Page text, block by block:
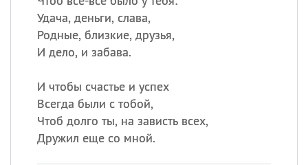
Удача, деньги, слава,
Родные, близкие, друзья,
И дело, и забава.
И чтобы счастье и успех
Всегда были с тобой,
Чтоб долго ты, на зависть всех,
Дружил еще со мной.